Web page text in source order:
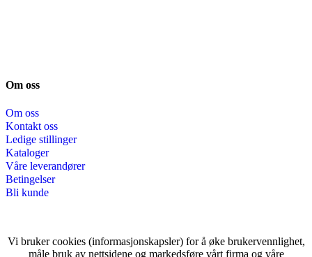
Om oss
Om oss
Kontakt oss
Ledige stillinger
Kataloger
Våre leverandører
Betingelser
Bli kunde
Vi bruker cookies (informasjonskapsler) for å øke brukervennlighet,
måle bruk av nettsidene og markedsføre vårt firma og våre